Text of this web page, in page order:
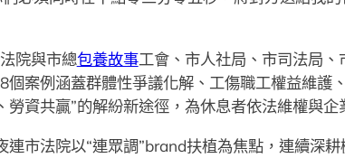
院與市總包養故事工會、市人社局、市司法局
個案例涵蓋群體性爭議化解、工傷職工權益維護
資共贏”的解紛新途徑，為休息者依法維權與企
市法院以“連眾調”brand扶植為焦點，連續深